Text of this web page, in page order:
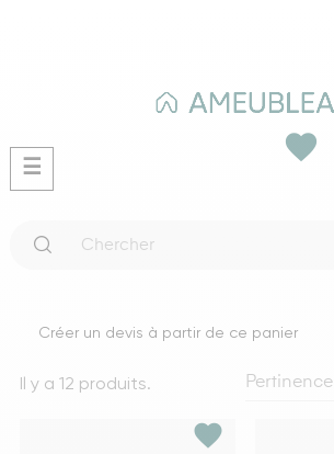
Basculer
la
☰
favorite
Créer un devis à partir de ce panier
Il y a 12 produits. Pertinence
favorite